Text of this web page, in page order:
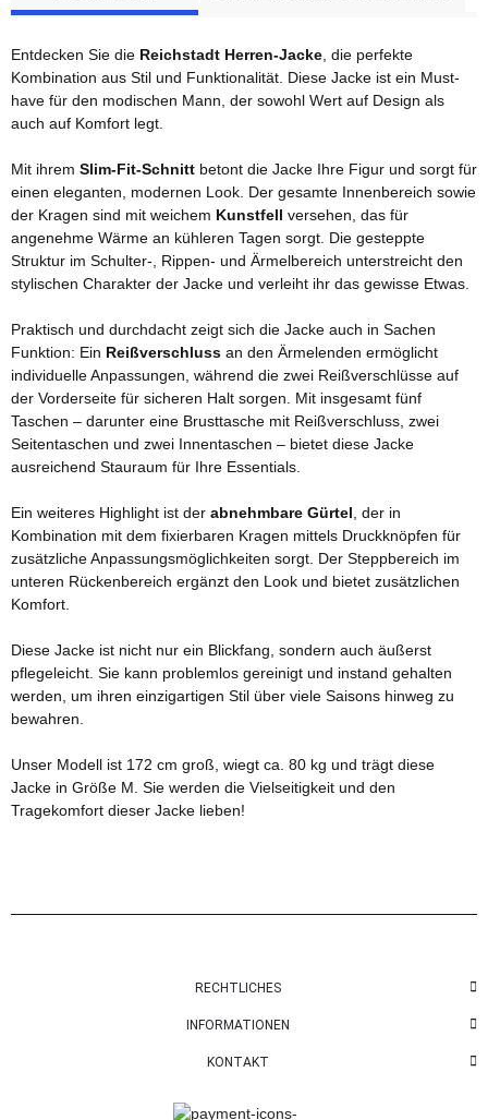
Entdecken Sie die Reichstadt Herren-Jacke , die perfekte
Kombination aus Stil und Funktionalität. Diese Jacke ist ein Must-
have für den modischen Mann, der sowohl Wert auf Design als
auch auf Komfort legt.
Mit ihrem Slim-Fit-Schnitt betont die Jacke Ihre Figur und sorgt für
einen eleganten, modernen Look. Der gesamte Innenbereich sowie
der Kragen sind mit weichem Kunstfell versehen, das für
angenehme Wärme an kühleren Tagen sorgt. Die gesteppte
Struktur im Schulter-, Rippen- und Ärmelbereich unterstreicht den
stylischen Charakter der Jacke und verleiht ihr das gewisse Etwas.
Praktisch und durchdacht zeigt sich die Jacke auch in Sachen
Funktion: Ein Reißverschluss an den Ärmelenden ermöglicht
individuelle Anpassungen, während die zwei Reißverschlüsse auf
der Vorderseite für sicheren Halt sorgen. Mit insgesamt fünf
Taschen – darunter eine Brusttasche mit Reißverschluss, zwei
Seitentaschen und zwei Innentaschen – bietet diese Jacke
ausreichend Stauraum für Ihre Essentials.
Ein weiteres Highlight ist der abnehmbare Gürtel , der in
Kombination mit dem fixierbaren Kragen mittels Druckknöpfen für
zusätzliche Anpassungsmöglichkeiten sorgt. Der Steppbereich im
unteren Rückenbereich ergänzt den Look und bietet zusätzlichen
Komfort.
Diese Jacke ist nicht nur ein Blickfang, sondern auch äußerst
pflegeleicht. Sie kann problemlos gereinigt und instand gehalten
werden, um ihren einzigartigen Stil über viele Saisons hinweg zu
bewahren.
Unser Modell ist 172 cm groß, wiegt ca. 80 kg und trägt diese
Jacke in Größe M. Sie werden die Vielseitigkeit und den
Tragekomfort dieser Jacke lieben!
RECHTLICHES
INFORMATIONEN
KONTAKT